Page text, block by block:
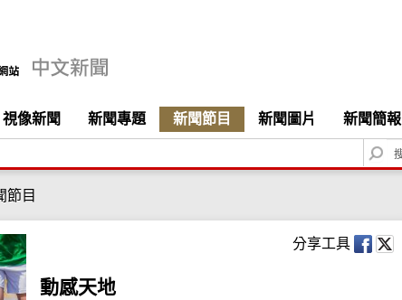
視像新聞 新聞專題 新聞節目 新聞圖片 新聞簡報
S
e
c
h
節目
分享工具
動感天地